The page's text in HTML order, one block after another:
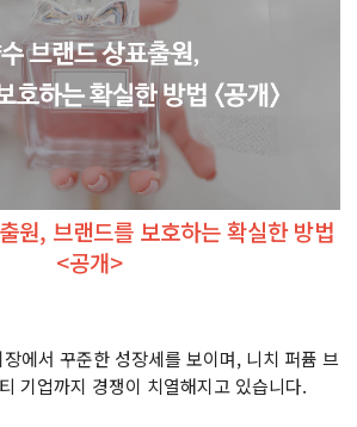
원, 브랜드를 보호하는 확실한 방법
<공개>
에서 꾸준한 성장세를 보이며, 니치 퍼퓸 브
기업까지 경쟁이 치열해지고 있습니다.